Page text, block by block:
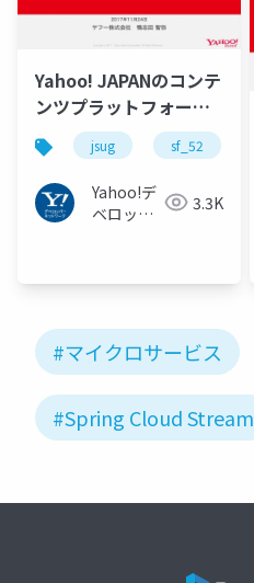
Yahoo! JAPANのコンテ
ンツプラットフォーム
を支えるSpring Cloud
Streamによるマイクロ
サービスアーキテクチ
ャ #jsug #sf_52
jsug sf_52
Yahoo!デ
ベロッパ
3.3K
#マイクロサービス
#Spring Cloud Stream